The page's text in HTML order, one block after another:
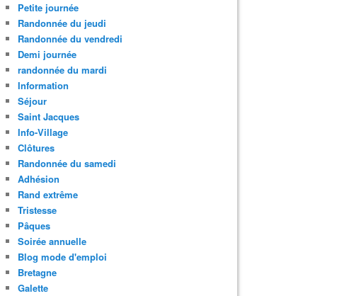
Petite journée
Randonnée du jeudi
Randonnée du vendredi
Demi journée
randonnée du mardi
Information
Séjour
Saint Jacques
Info-Village
Clôtures
Randonnée du samedi
Adhésion
Rand extrême
Tristesse
Pâques
Soirée annuelle
Blog mode d'emploi
Bretagne
Galette